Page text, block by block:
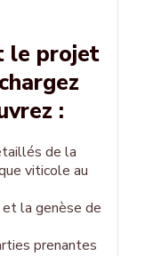
le projet
:
de la
viticole au
la genèse de
prenantes